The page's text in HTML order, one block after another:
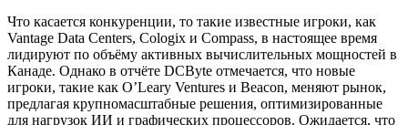
Что касается конкуренции, то такие известные игроки, как
Vantage Data Centers, Cologix и Compass, в настоящее время
лидируют по объёму активных вычислительных мощностей в
Канаде. Однако в отчёте DCByte отмечается, что новые
игроки, такие как O’Leary Ventures и Beacon, меняют рынок,
предлагая крупномасштабные решения, оптимизированные
для нагрузок ИИ и графических процессоров. Ожидается, что